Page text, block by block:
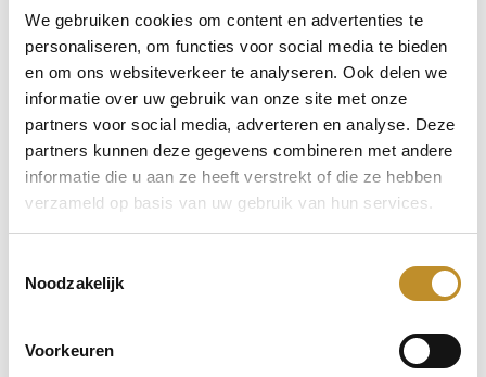
We gebruiken cookies om content en advertenties te
personaliseren, om functies voor social media te bieden
en om ons websiteverkeer te analyseren. Ook delen we
informatie over uw gebruik van onze site met onze
partners voor social media, adverteren en analyse. Deze
partners kunnen deze gegevens combineren met andere
informatie die u aan ze heeft verstrekt of die ze hebben
verzameld op basis van uw gebruik van hun services.
Noodzakelijk
Voorkeuren